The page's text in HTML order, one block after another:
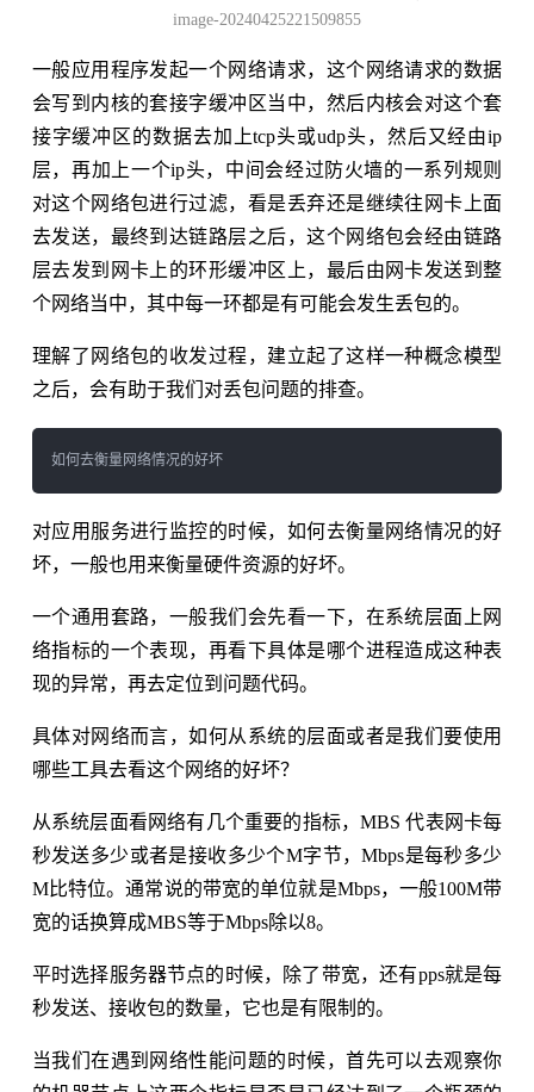
image-20240425221509855
一般应用程序发起一个网络请求，这个网络请求的数据
会写到内核的套接字缓冲区当中，然后内核会对这个套
接字缓冲区的数据去加上tcp头或udp头，然后又经由ip
层，再加上一个ip头，中间会经过防火墙的一系列规则
对这个网络包进行过滤，看是丢弃还是继续往网卡上面
去发送，最终到达链路层之后，这个网络包会经由链路
层去发到网卡上的环形缓冲区上，最后由网卡发送到整
个网络当中，其中每一环都是有可能会发生丢包的。
理解了网络包的收发过程，建立起了这样一种概念模型
之后，会有助于我们对丢包问题的排查。
如何去衡量网络情况的好坏
对应用服务进行监控的时候，如何去衡量网络情况的好
坏，一般也用来衡量硬件资源的好坏。
一个通用套路，一般我们会先看一下，在系统层面上网
络指标的一个表现，再看下具体是哪个进程造成这种表
现的异常，再去定位到问题代码。
具体对网络而言，如何从系统的层面或者是我们要使用
哪些工具去看这个网络的好坏？
从系统层面看网络有几个重要的指标，MBS 代表网卡每
秒发送多少或者是接收多少个M字节，Mbps是每秒多少
M比特位。通常说的带宽的单位就是Mbps，一般100M带
宽的话换算成MBS等于Mbps除以8。
平时选择服务器节点的时候，除了带宽，还有pps就是每
秒发送、接收包的数量，它也是有限制的。
当我们在遇到网络性能问题的时候，首先可以去观察你